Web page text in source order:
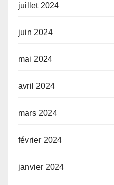
juillet 2024
juin 2024
mai 2024
avril 2024
mars 2024
février 2024
janvier 2024